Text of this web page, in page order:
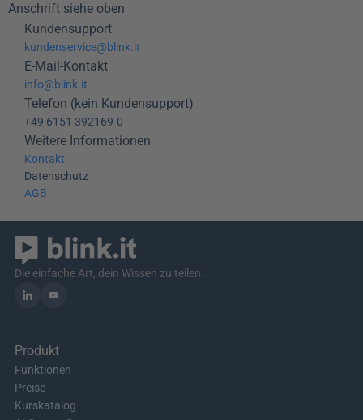
Anschrift siehe oben
Kundensupport
kundenservice@blink.it
E-Mail-Kontakt
info@blink.it
Telefon (kein Kundensupport)
+49 6151 392169-0
Weitere Informationen
Kontakt
Datenschutz
AGB
Die einfache Art, dein Wissen zu teilen.
Produkt
Funktionen
Preise
Kurskatalog